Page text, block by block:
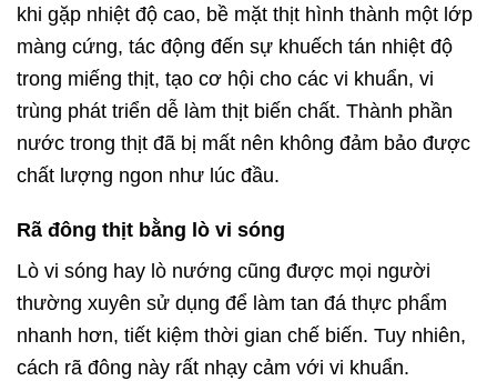
khi gặp nhiệt độ cao, bề mặt thịt hình thành một lớp
màng cứng, tác động đến sự khuếch tán nhiệt độ
trong miếng thịt, tạo cơ hội cho các vi khuẩn, vi
trùng phát triển dễ làm thịt biến chất. Thành phần
nước trong thịt đã bị mất nên không đảm bảo được
chất lượng ngon như lúc đầu.
Rã đông thịt bằng lò vi sóng
Lò vi sóng hay lò nướng cũng được mọi người
thường xuyên sử dụng để làm tan đá thực phẩm
nhanh hơn, tiết kiệm thời gian chế biến. Tuy nhiên,
cách rã đông này rất nhạy cảm với vi khuẩn.